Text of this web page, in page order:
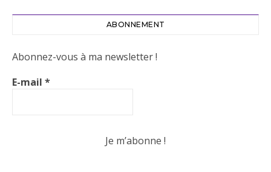
ABONNEMENT
Abonnez-vous à ma newsletter !
E-mail *